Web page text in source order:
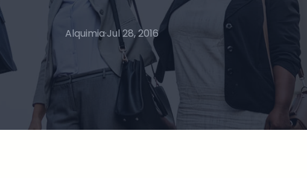
Alquimia·Jul 28, 2016